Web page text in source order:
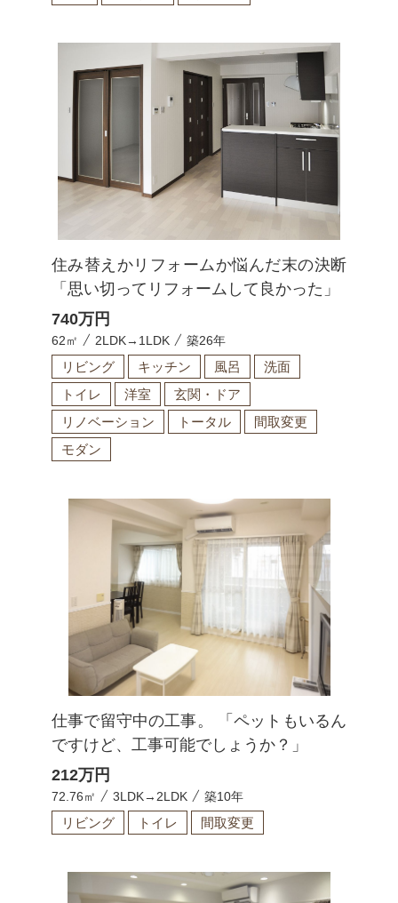
住み替えかリフォームか悩んだ末の決断
「思い切ってリフォームして良かった」
740万円
62㎡ 2LDK→1LDK 築26年
リビング キッチン 風呂
洗面
トイレ
洋室
玄関・ドア
リノベーション
トータル
間取変更
モダン
仕事で留守中の工事。 「ペットもいるん
ですけど、工事可能でしょうか？」
212万円
72.76㎡ 3LDK→2LDK 築10年
リビング トイレ 間取変更